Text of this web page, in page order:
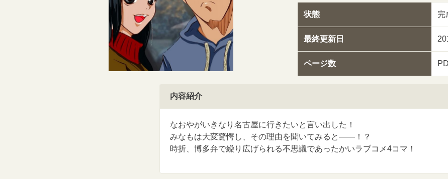
状態 完
最終更新日
ページ数
内容紹介
なおやがいきなり名古屋に行きたいと言い出した！
みなもは大変驚愕し、その理由を聞いてみると――！？
時折、博多弁で繰り広げられる不思議であったかいラブコメ4コマ！